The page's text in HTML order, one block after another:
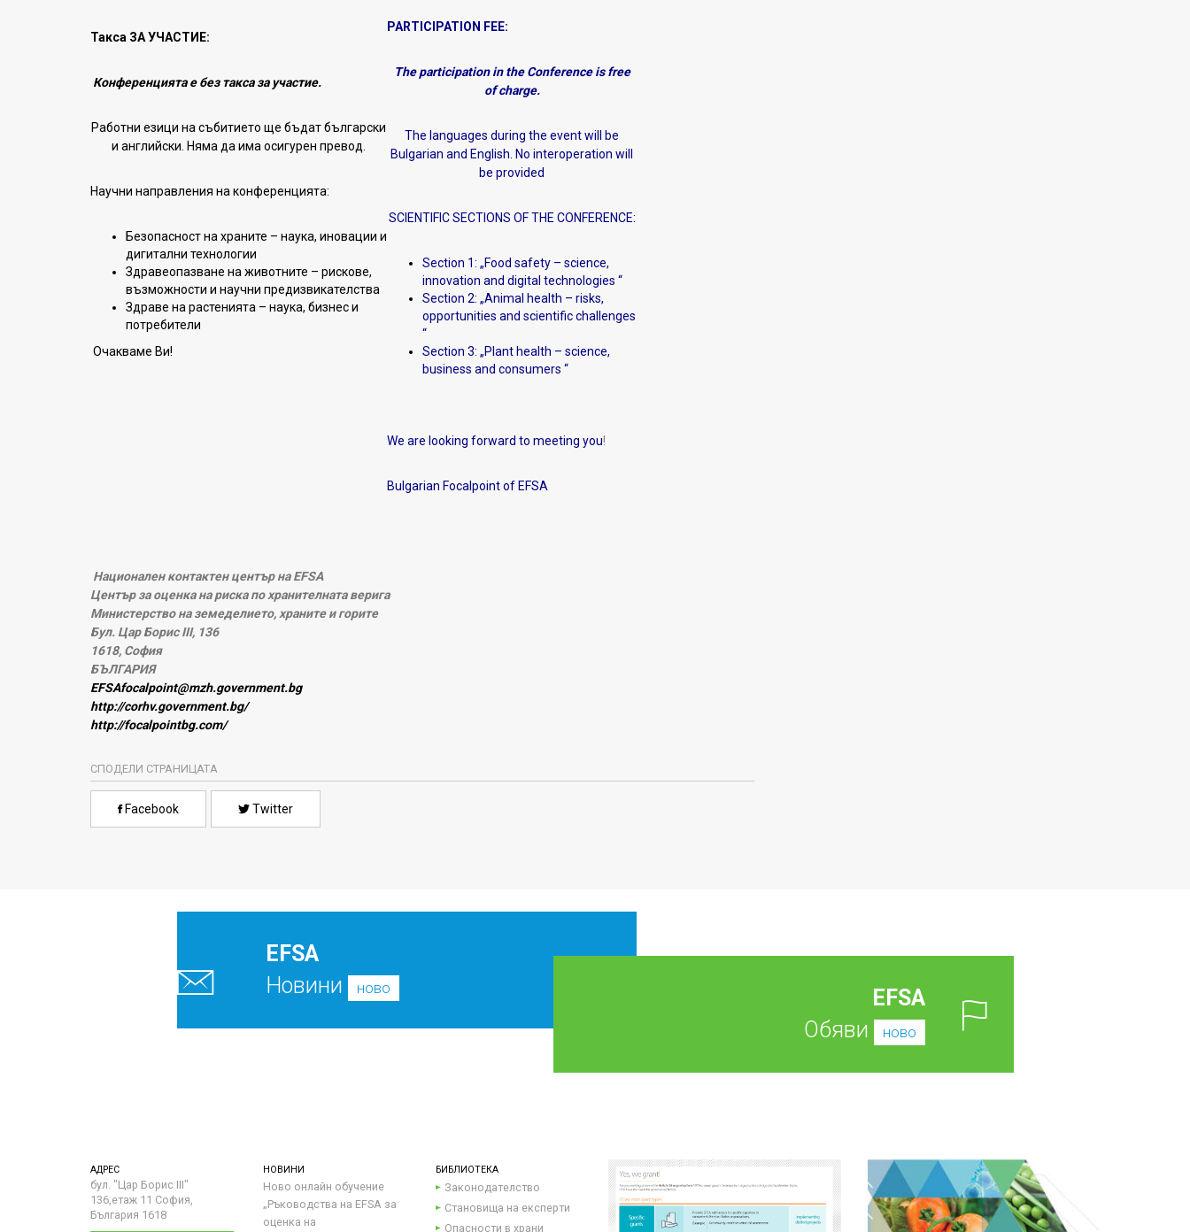
Такса ЗА УЧАСТИЕ:
Конференцията е без такса за участие.
Работни езици на събитието ще бъдат български
и английски. Няма да има осигурен превод.
Научни направления на конференцията:
Безопасност на храните – наука, иновации и
дигитални технологии
Здравеопазване на животните – рискове,
възможности и научни предизвикателства
Здраве на растенията – наука, бизнес и
потребители
Очакваме Ви!
PARTICIPATION FEE:
The participation in the Conference is free
of charge.
The languages during the event will be
Bulgarian and English. No interoperation will
be provided
SCIENTIFIC SECTIONS OF THE CONFERENCE:
Section 1: „Food safety – science,
innovation and digital technologies “
Section 2: „Animal health – risks,
opportunities and scientific challenges
“
Section 3: „Plant health – science,
business and consumers “
We are looking forward to meeting you!
Bulgarian Focalpoint of EFSA
Национален контактен център на EFSA
Център за оценка на риска по хранителната верига
Министерство на земеделието, храните и горите
Бул. Цар Борис III, 136
1618, София
БЪЛГАРИЯ
EFSAfocalpoint@mzh.government.bg
http://corhv.government.bg/
http://focalpointbg.com/
СПОДЕЛИ СТРАНИЦАТА
Facebook Twitter
EFSA
Новини
ново
EFSA
Обяви
ново
АДРЕС
бул. "Цар Борис III"
136,етаж 11 София,
България 1618
НОВИНИ
Ново онлайн обучение
„Ръководства на ЕFSA за
оценка на
БИБЛИОТЕКА
Законодателство
Становища на експерти
Опасности в храни